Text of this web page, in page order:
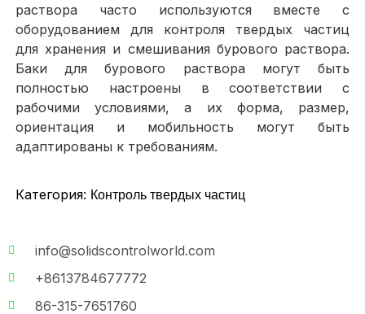
раствора часто используются вместе с
оборудованием для контроля твердых частиц
для хранения и смешивания бурового раствора.
Баки для бурового раствора могут быть
полностью настроены в соответствии с
рабочими условиями, а их форма, размер,
ориентация и мобильность могут быть
адаптированы к требованиям.
Категория: Контроль твердых частиц
info@solidscontrolworld.com
+8613784677772
86-315-7651760